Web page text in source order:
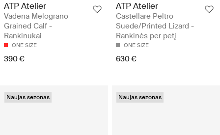
ATP Atelier
Vadena Melograno
Grained Calf -
Rankinukai
ONE SIZE
390 €
ATP Atelier
Castellare Peltro
Suede/Printed Lizard -
Rankinės per petį
ONE SIZE
630 €
Naujas sezonas Naujas sezonas